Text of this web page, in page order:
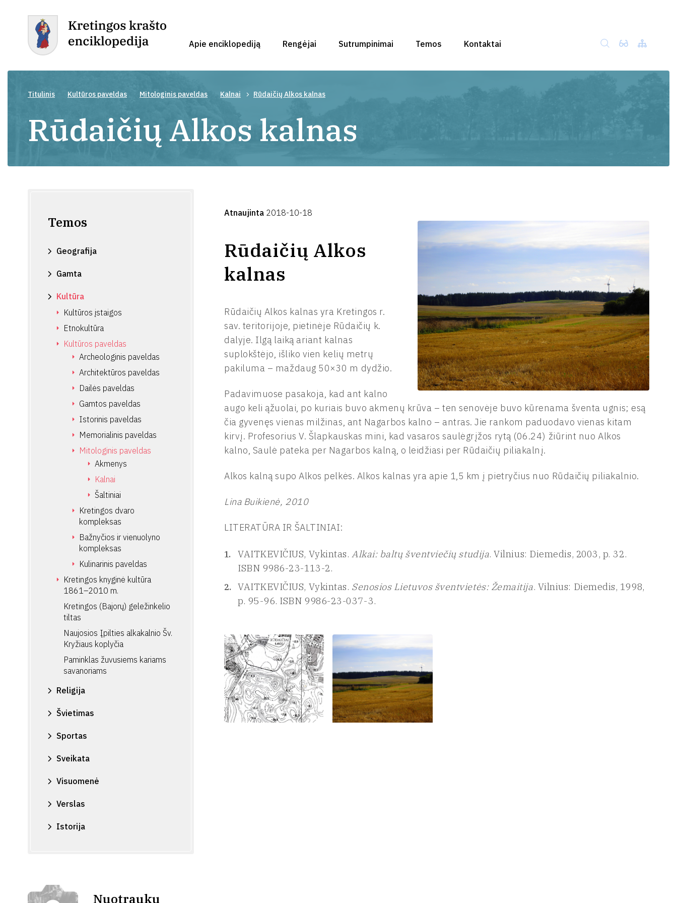
Apie enciklopediją Rengėjai Sutrumpinimai Temos Kontaktai
Titulinis Kultūros paveldas Mitologinis paveldas Kalnai Rūdaičių Alkos kalnas
Rūdaičių Alkos kalnas
Temos
Geografija
Gamta
Kultūra
Kultūros įstaigos
Etnokultūra
Kultūros paveldas
Archeologinis paveldas
Architektūros paveldas
Dailės paveldas
Gamtos paveldas
Istorinis paveldas
Memorialinis paveldas
Mitologinis paveldas
Akmenys
Kalnai
Šaltiniai
Kretingos dvaro
kompleksas
Bažnyčios ir vienuolyno
kompleksas
Kulinarinis paveldas
Kretingos knyginė kultūra
1861–2010 m.
Kretingos (Bajorų) geležinkelio
tiltas
Naujosios Įpilties alkakalnio Šv.
Kryžiaus koplyčia
Paminklas žuvusiems kariams
savanoriams
Religija
Švietimas
Sportas
Sveikata
Visuomenė
Verslas
Istorija
Nuotraukų
Atnaujinta 2018-10-18
Rūdaičių Alkos
kalnas
Rūdaičių Alkos kalnas yra Kretingos r.
sav. teritorijoje, pietinėje Rūdaičių k.
dalyje. Ilgą laiką ariant kalnas
suplokštėjo, išliko vien kelių metrų
pakiluma – maždaug 50×30 m dydžio.
Padavimuose pasakoja, kad ant kalno
augo keli ąžuolai, po kuriais buvo akmenų krūva – ten senovėje buvo kūrenama šventa ugnis; esą
čia gyvenęs vienas milžinas, ant Nagarbos kalno – antras. Jie rankom paduodavo vienas kitam
kirvį. Profesorius V. Šlapkauskas mini, kad vasaros saulėgrįžos rytą (06.24) žiūrint nuo Alkos
kalno, Saulė pateka per Nagarbos kalną, o leidžiasi per Rūdaičių piliakalnį.
Alkos kalną supo Alkos pelkės. Alkos kalnas yra apie 1,5 km į pietryčius nuo Rūdaičių piliakalnio.
Lina Buikienė, 2010
LITERATŪRA IR ŠALTINIAI:
VAITKEVIČIUS, Vykintas. Alkai: baltų šventviečių studija. Vilnius: Diemedis, 2003, p. 32.
ISBN 9986-23-113-2.
VAITKEVIČIUS, Vykintas. Senosios Lietuvos šventvietės: Žemaitija. Vilnius: Diemedis, 1998,
p. 95-96. ISBN 9986-23-037-3.